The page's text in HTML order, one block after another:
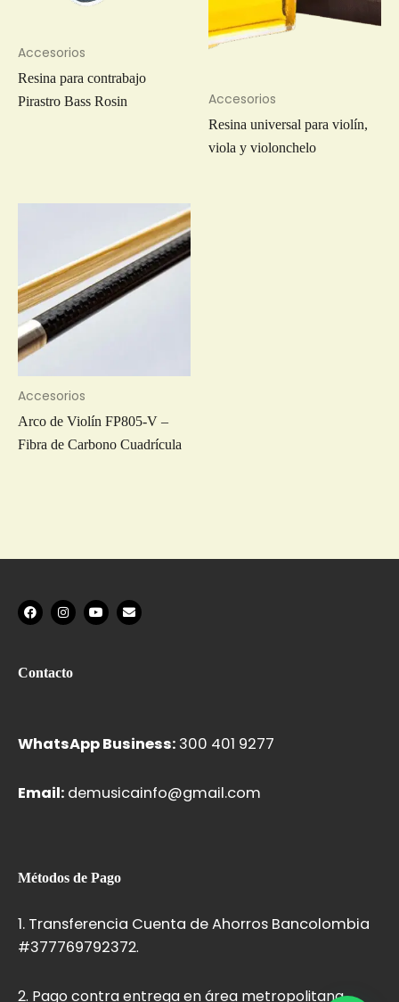
Accesorios
Resina para contrabajo
Pirastro Bass Rosin
Accesorios
Resina universal para violín,
viola y violonchelo
Accesorios
Arco de Violín FP805-V –
Fibra de Carbono Cuadrícula
F
a
c
o
o
I
n
s
g
r
Y
o
u
E
n
v
Contacto
WhatsApp Business: 300 401 9277
Email: demusicainfo@gmail.com
Métodos de Pago
1. Transferencia Cuenta de Ahorros Bancolombia
#377769792372.
2. Pago contra entrega en área metropolitana